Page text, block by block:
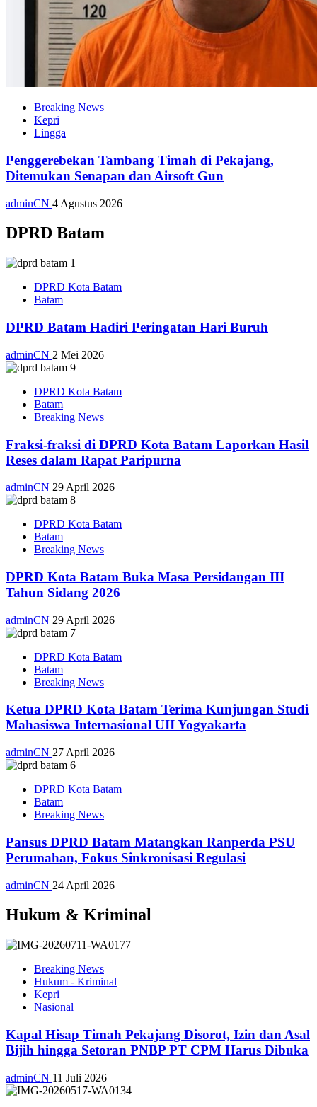
Breaking News
Kepri
Lingga
Penggerebekan Tambang Timah di Pekajang,
Ditemukan Senapan dan Airsoft Gun
adminCN 4 Agustus 2026
DPRD Batam
DPRD Kota Batam
Batam
DPRD Batam Hadiri Peringatan Hari Buruh
adminCN 2 Mei 2026
DPRD Kota Batam
Batam
Breaking News
Fraksi-fraksi di DPRD Kota Batam Laporkan Hasil
Reses dalam Rapat Paripurna
adminCN 29 April 2026
DPRD Kota Batam
Batam
Breaking News
DPRD Kota Batam Buka Masa Persidangan III
Tahun Sidang 2026
adminCN 29 April 2026
DPRD Kota Batam
Batam
Breaking News
Ketua DPRD Kota Batam Terima Kunjungan Studi
Mahasiswa Internasional UII Yogyakarta
adminCN 27 April 2026
DPRD Kota Batam
Batam
Breaking News
Pansus DPRD Batam Matangkan Ranperda PSU
Perumahan, Fokus Sinkronisasi Regulasi
adminCN 24 April 2026
Hukum & Kriminal
Breaking News
Hukum - Kriminal
Kepri
Nasional
Kapal Hisap Timah Pekajang Disorot, Izin dan Asal
Bijih hingga Setoran PNBP PT CPM Harus Dibuka
adminCN 11 Juli 2026